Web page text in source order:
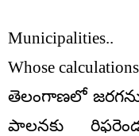
Municipalities..
Whose
తెలంగాణలో
పాలనకు